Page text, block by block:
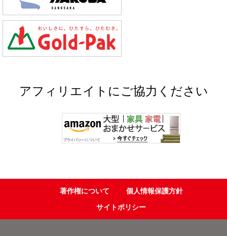
アフィリエイトにご協力ください
著作権について
個人情報保護方針
サイトポリシー